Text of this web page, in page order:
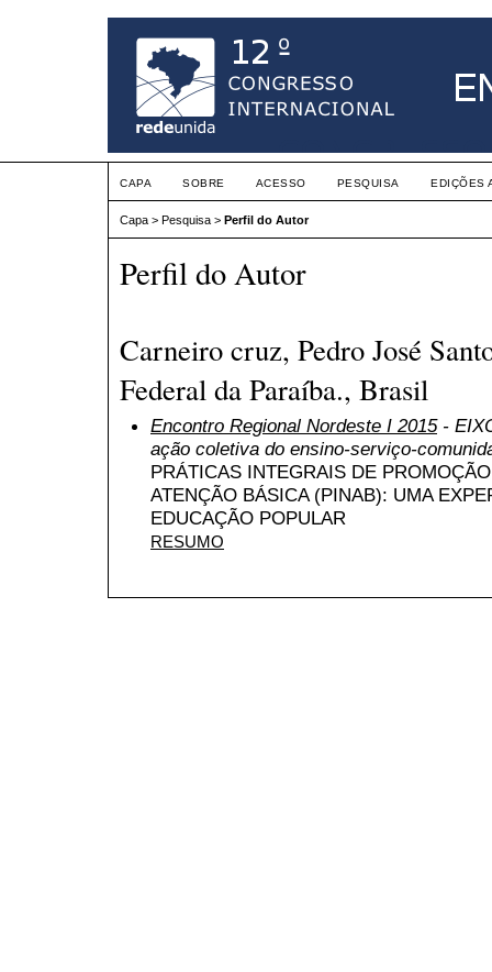
CAPA SOBRE ACESSO PESQUISA EDIÇÕES
Capa > Pesquisa > Perfil do Autor
Perfil do Autor
Carneiro cruz, Pedro José
Federal da Paraíba., Brasil
Encontro Regional Nordeste I 2015-
ação coletiva do ensino-serviço-
PRÁTICAS INTEGRAIS DE
ATENÇÃO BÁSICA (PINAB): UMA
EDUCAÇÃO POPULAR
RESUMO